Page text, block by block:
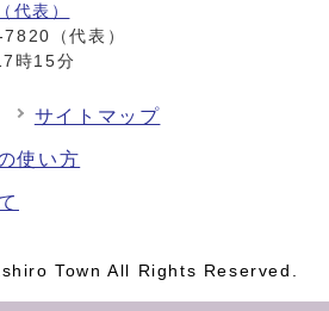
表）
（代表）
時15分
サイトマップ
使い方
Town All Rights Reserved.